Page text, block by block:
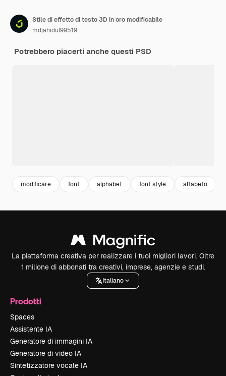
Stile di effetto di testo 3D in oro modificabile
mdjahidul99519
Potrebbero piacerti anche questi PSD
modificare font alphabet font style alfabeto
La piattaforma creativa per realizzare i tuoi migliori lavori. Oltre
1 milione di abbonati tra creativi, imprese, agenzie e studi.
Italiano
Prodotti
Spaces
Assistente IA
Generatore di immagini IA
Generatore di video IA
Sintetizzatore vocale IA